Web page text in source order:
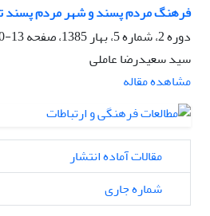
فرهنگ ﻣﺮدم ﭘﺴﻨﺪ و شهر ﻣﺮدم ﭘﺴﻨﺪ
دوره 2، شماره 5، بهار 1385، صفحه
13-50
سید سعیدرضا عاملی
مشاهده مقاله
مقالات آماده انتشار
شماره جاری